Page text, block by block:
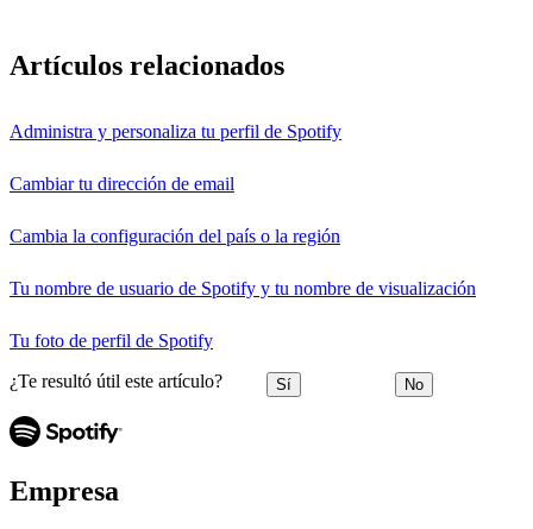
Artículos relacionados
Administra y personaliza tu perfil de Spotify
Cambiar tu dirección de email
Cambia la configuración del país o la región
Tu nombre de usuario de Spotify y tu nombre de visualización
Tu foto de perfil de Spotify
¿Te resultó útil este artículo? Sí No
Empresa